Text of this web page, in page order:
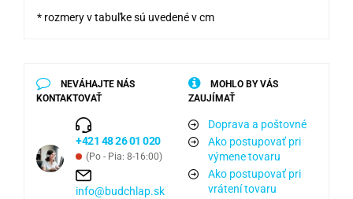
* rozmery v tabuľke sú uvedené v cm
NEVÁHAJTE NÁS
KONTAKTOVAŤ
+421 48 26 01 020
(Po - Pia: 8-16:00)
info@budchlap.sk
MOHLO BY VÁS
ZAUJÍMAŤ
Doprava a poštovné
Ako postupovať pri
výmene tovaru
Ako postupovať pri
vrátení tovaru